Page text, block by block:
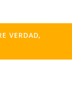
VERDAD,